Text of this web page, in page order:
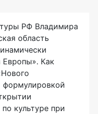
РФ Владимира
область
Как
формулировкой
культуре при